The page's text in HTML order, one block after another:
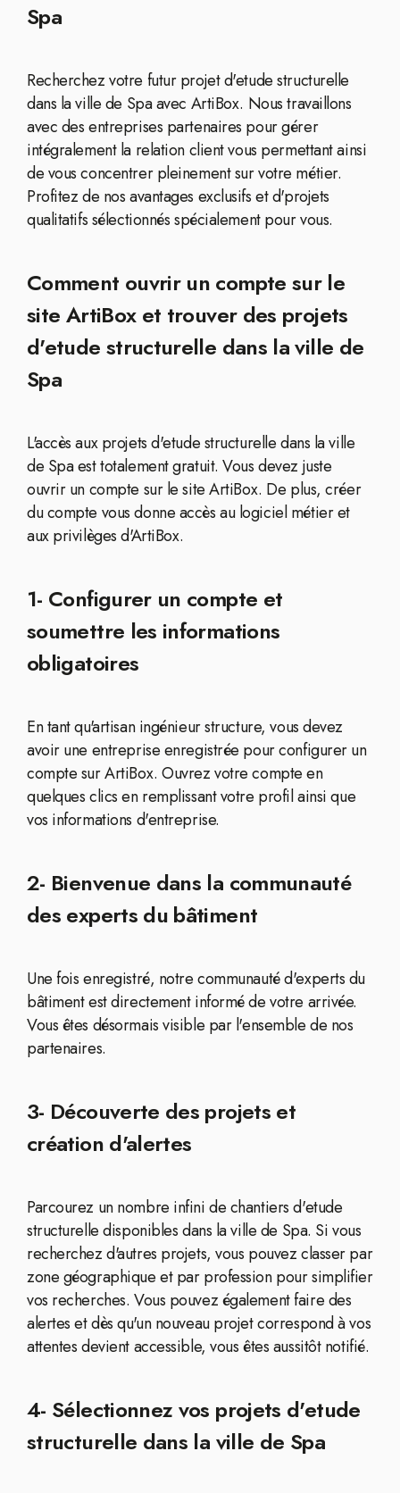
Spa
Recherchez votre futur projet d'etude structurelle
dans la ville de Spa avec ArtiBox. Nous travaillons
avec des entreprises partenaires pour gérer
intégralement la relation client vous permettant ainsi
de vous concentrer pleinement sur votre métier.
Profitez de nos avantages exclusifs et d'projets
qualitatifs sélectionnés spécialement pour vous.
Comment ouvrir un compte sur le
site ArtiBox et trouver des projets
d'etude structurelle dans la ville de
Spa
L'accès aux projets d'etude structurelle dans la ville
de Spa est totalement gratuit. Vous devez juste
ouvrir un compte sur le site ArtiBox. De plus, créer
du compte vous donne accès au logiciel métier et
aux privilèges d'ArtiBox.
1- Configurer un compte et
soumettre les informations
obligatoires
En tant qu'artisan ingénieur structure, vous devez
avoir une entreprise enregistrée pour configurer un
compte sur ArtiBox. Ouvrez votre compte en
quelques clics en remplissant votre profil ainsi que
vos informations d'entreprise.
2- Bienvenue dans la communauté
des experts du bâtiment
Une fois enregistré, notre communauté d'experts du
bâtiment est directement informé de votre arrivée.
Vous êtes désormais visible par l'ensemble de nos
partenaires.
3- Découverte des projets et
création d'alertes
Parcourez un nombre infini de chantiers d'etude
structurelle disponibles dans la ville de Spa. Si vous
recherchez d'autres projets, vous pouvez classer par
zone géographique et par profession pour simplifier
vos recherches. Vous pouvez également faire des
alertes et dès qu'un nouveau projet correspond à vos
attentes devient accessible, vous êtes aussitôt notifié.
4- Sélectionnez vos projets d'etude
structurelle dans la ville de Spa